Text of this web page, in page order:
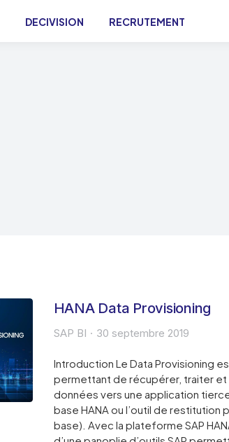
DECIVISION RECRUTEMENT
HANA Data Provisioning
SAP BI 30 septembre 2019
Introduction Le Data Provisioning
permettant de récupérer, traiter et
données vers une application
base HANA ou l’outil de restitution
base). Avec la plateforme SAP